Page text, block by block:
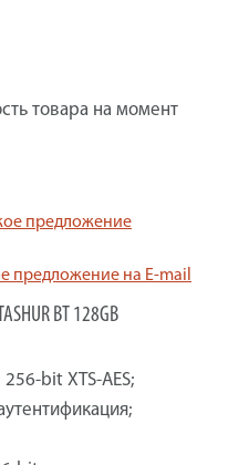
товара на момент
предложение
предложение на E-mail
BT 128GB
bit XTS-AES;